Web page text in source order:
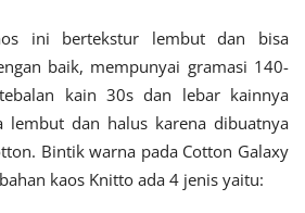
ini bertekstur lembut dan bisa
baik, mempunyai gramasi 140-
kain 30s dan lebar kainnya
lembut dan halus karena dibuatnya
Bintik warna pada Cotton Galaxy
kaos Knitto ada 4 jenis yaitu: